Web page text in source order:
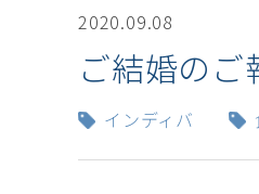
2020.09.08
ご結婚の
インディバ